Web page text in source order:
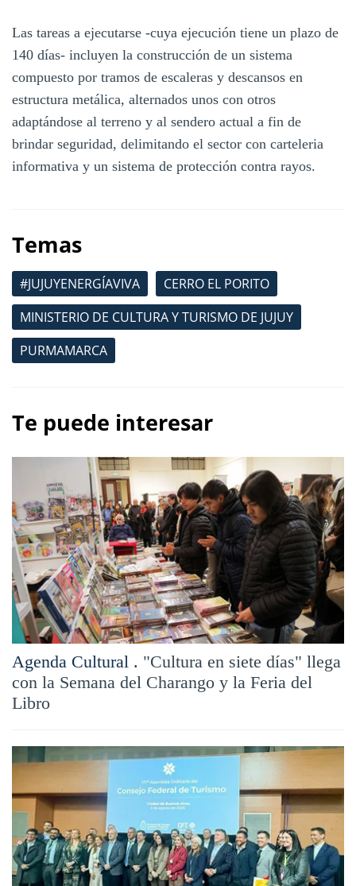
Las tareas a ejecutarse -cuya ejecución tiene un plazo de
140 días- incluyen la construcción de un sistema
compuesto por tramos de escaleras y descansos en
estructura metálica, alternados unos con otros
adaptándose al terreno y al sendero actual a fin de
brindar seguridad, delimitando el sector con carteleria
informativa y un sistema de protección contra rayos.
Temas
#JUJUYENERGÍAVIVA
CERRO EL PORITO
MINISTERIO DE CULTURA Y TURISMO DE JUJUY
PURMAMARCA
Te puede interesar
Agenda Cultural . "Cultura en siete días" llega
con la Semana del Charango y la Feria del
Libro